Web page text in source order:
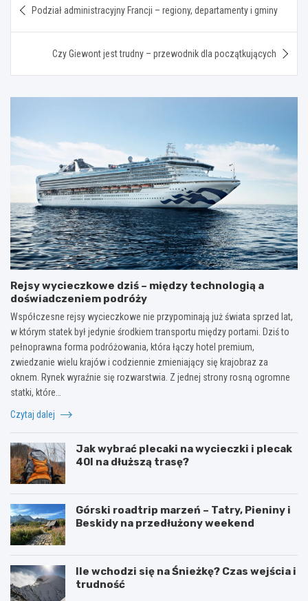
wpisu
Podział administracyjny Francji – regiony, departamenty i gminy
Czy Giewont jest trudny – przewodnik dla początkujących
Rejsy wycieczkowe dziś – między technologią a
doświadczeniem podróży
Współczesne rejsy wycieczkowe nie przypominają już świata sprzed lat,
w którym statek był jedynie środkiem transportu między portami. Dziś to
pełnoprawna forma podróżowania, która łączy hotel premium,
zwiedzanie wielu krajów i codziennie zmieniający się krajobraz za
oknem. Rynek wyraźnie się rozwarstwia. Z jednej strony rosną ogromne
statki, które…
Czytaj dalej
Jak wybrać plecaki na wycieczki i plecak
40l na dłuższą trasę?
Górski roadtrip marzeń – Tatry, Pieniny i
Beskidy na przedłużony weekend
Ile wchodzi się na Śnieżkę? Czas wejścia i
trudność